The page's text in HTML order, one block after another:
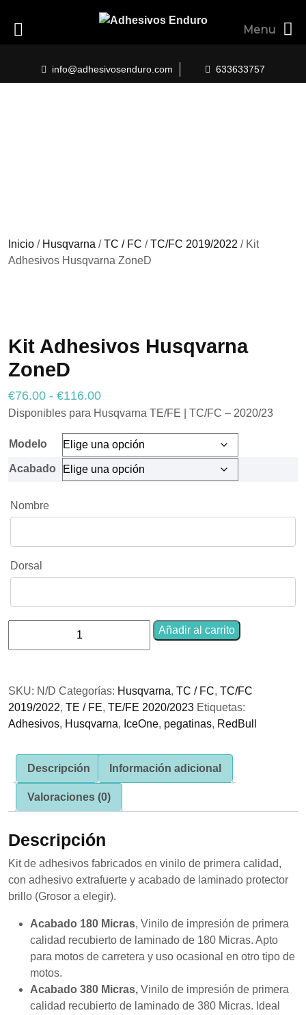
content
info@adhesivosenduro.com 633633757
Inicio / Husqvarna /TC / FC /TC/FC 2019/2022 / Kit
Adhesivos Husqvarna ZoneD
Kit Adhesivos Husqvarna
ZoneD
€76.00 - €116.00Rango
de
precios:
desde
€76.00
Disponibles para Husqvarna TE/FE | TC/FC – 2020/23
Modelo
Acabado
Nombre
Dorsal
cantidad
Añadir al carrito
SKU: N/D Categorías: Husqvarna, TC / FC, TC/FC
2019/2022, TE / FE, TE/FE 2020/2023 Etiquetas:
Adhesivos, Husqvarna, IceOne, pegatinas, RedBull
Descripción Información adicional
Valoraciones (0)
Descripción
Kit de adhesivos fabricados en vinilo de primera calidad,
con adhesivo extrafuerte y acabado de laminado protector
brillo (Grosor a elegir).
Acabado 180 Micras, Vinilo de impresión de primera
calidad recubierto de laminado de 180 Micras. Apto
para motos de carretera y uso ocasional en otro tipo de
motos.
Acabado 380 Micras, Vinilo de impresión de primera
calidad recubierto de laminado de 380 Micras. Ideal
Necesarias
Estas
cookies no
son
opcionales.
necesarias
funcione la
podamos
mejorar la
funcionalidad
base a cómo
se usa la
Para que
nuestra web
funcione lo
mejor posible
visita. Si
rechaza estas
funcionalidades
desaparecerán
Al compartir tus
intereses y
mientras visitas
nuestro sitio,
aumentas la
posibilidad de
ver contenido y
ofertas
personalizados.
Menu